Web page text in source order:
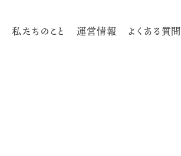
私たちのこと 運営情報 よくある質問